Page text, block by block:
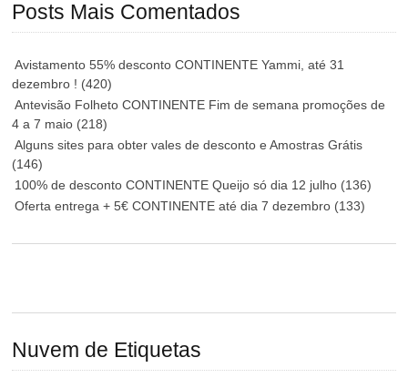
Posts Mais Comentados
Avistamento 55% desconto CONTINENTE Yammi, até 31
dezembro ! (420)
Antevisão Folheto CONTINENTE Fim de semana promoções de
4 a 7 maio (218)
Alguns sites para obter vales de desconto e Amostras Grátis
(146)
100% de desconto CONTINENTE Queijo só dia 12 julho (136)
Oferta entrega + 5€ CONTINENTE até dia 7 dezembro (133)
Nuvem de Etiquetas